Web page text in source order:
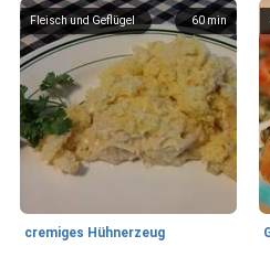
60min
Fleisch und Geflügel
cremiges Hühnerzeug